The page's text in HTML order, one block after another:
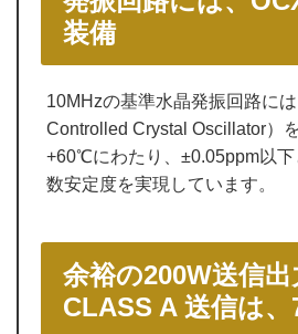
装備
10MHzの基準水晶発振回路に
Controlled Crystal Oscillator）
+60℃にわたり、±0.05ppm以下
数安定度を実現しています。
余裕の200W送信出
CLASS A 送信は、